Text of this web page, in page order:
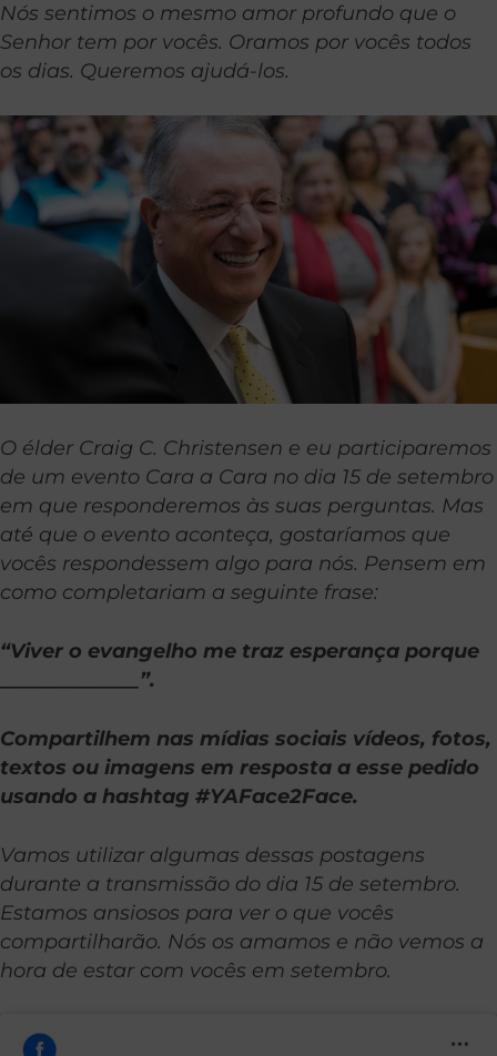
Nós sentimos o mesmo amor profundo que o
Senhor tem por vocês. Oramos por vocês todos
os dias. Queremos ajudá-los.
O élder Craig C. Christensen e eu participaremos
de um evento Cara a Cara no dia 15 de setembro
em que responderemos às suas perguntas. Mas
até que o evento aconteça, gostaríamos que
vocês respondessem algo para nós. Pensem em
como completariam a seguinte frase:
“Viver o evangelho me traz esperança porque
______________”.
Compartilhem nas mídias sociais vídeos, fotos,
textos ou imagens em resposta a esse pedido
usando a hashtag #YAFace2Face.
Vamos utilizar algumas dessas postagens
durante a transmissão do dia 15 de setembro.
Estamos ansiosos para ver o que vocês
compartilharão. Nós os amamos e não vemos a
hora de estar com vocês em setembro.